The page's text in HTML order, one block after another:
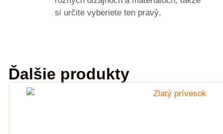
si určite vyberiete ten pravý.
Ďalšie produkty